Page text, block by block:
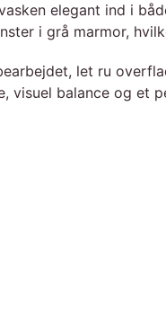
elegant ind i
i grå marmor,
let ru
visuel balance og et